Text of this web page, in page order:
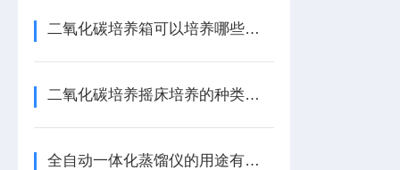
二氧化碳培养箱可以培养哪些细菌
二氧化碳培养摇床培养的种类有哪些类型
全自动一体化蒸馏仪的用途有哪些